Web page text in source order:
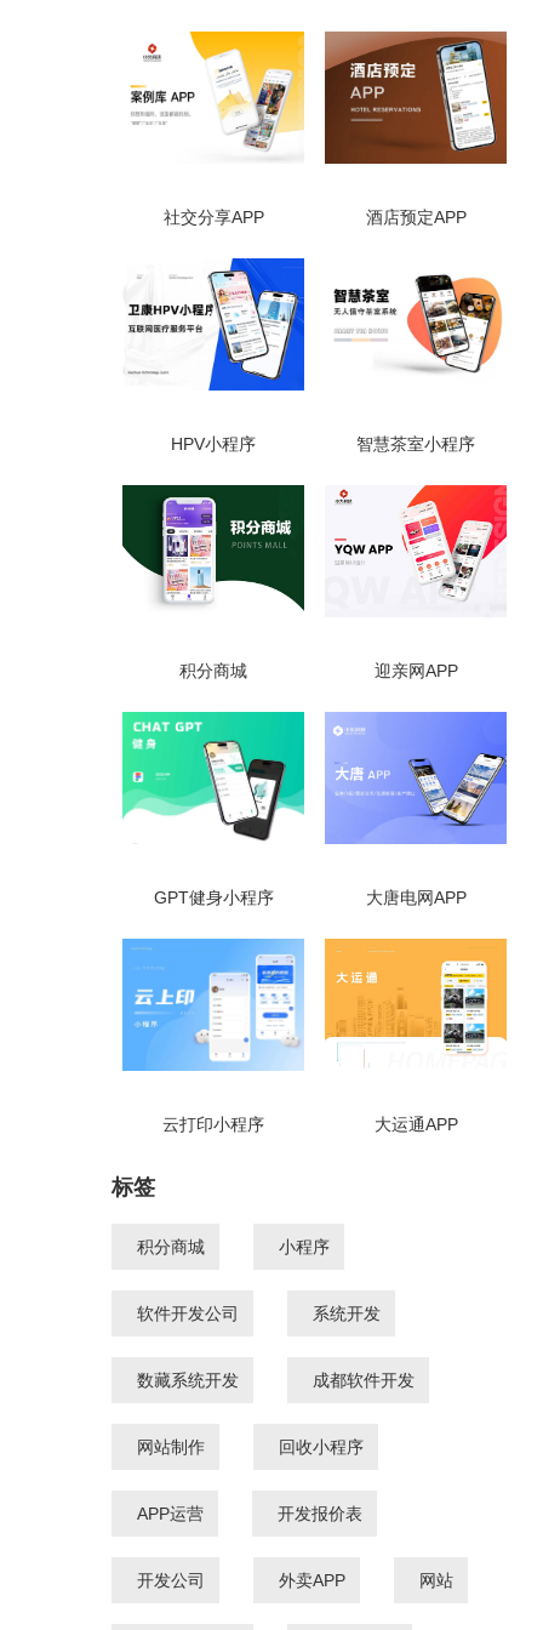
社交分享APP 酒店预定APP
HPV小程序 智慧茶室小程序
积分商城 迎亲网APP
GPT健身小程序 大唐电网APP
云打印小程序 大运通APP
标签
积分商城 小程序
软件开发公司 系统开发
数藏系统开发 成都软件开发
网站制作 回收小程序
APP运营 开发报价表
开发公司 外卖APP 网站